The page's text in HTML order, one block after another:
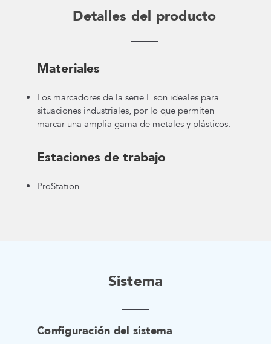
Detalles del producto
Materiales
Los marcadores de la serie F son ideales para
situaciones industriales, por lo que permiten
marcar una amplia gama de metales y plásticos.
Estaciones de trabajo
ProStation
Sistema
Configuración del sistema